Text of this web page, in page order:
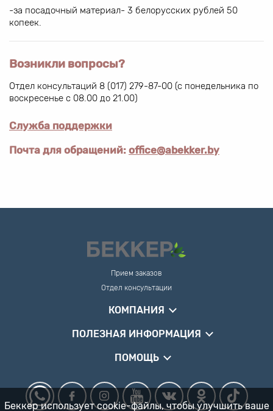
-за посадочный материал- 3 белорусских рублей 50
копеек.
Возникли вопросы?
Отдел консультаций 8 (017) 279-87-00 (с понедельника по
воскресенье с 08.00 до 21.00)
Служба поддержки
Почта для обращений: office@abekker.by
Прием заказов
Отдел консультации
КОМПАНИЯ
ПОЛЕЗНАЯ ИНФОРМАЦИЯ
ПОМОЩЬ
Беккер использует cookie-файлы, чтобы улучшить ваше